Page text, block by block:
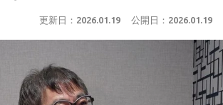
更新日： 2026.01.19 公開日： 2026.01.19